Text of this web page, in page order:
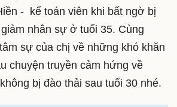
- kế toán viên khi bất ngờ bị
nhân sự ở tuổi 35. Cùng
sự của chị về những khó khăn
chuyện truyền cảm hứng về
bị đào thải sau tuổi 30 nhé.